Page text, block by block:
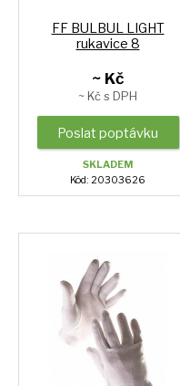
FF BULBUL LIGHT
rukavice 8
~ Kč
~ Kč s DPH
Poslat poptávku
SKLADEM
Kód: 20303626